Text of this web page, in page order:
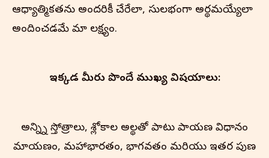
ఆధ్యాత్మికతను అందరికీ చేరేలా, సులభంగా అర్థమయ్యేలా
అందించడమే మా లక్ష్యం.
ఇక్కడ మీరు పొందే ముఖ్య విషయాలు:
అన్న్ని స్తోత్రాలు, శ్లోకాల అర్థాలతో పాటు పారాయణ విధానం
రామాయణం, మహాభారతం, భాగవతం మరియు ఇతర పురాణ